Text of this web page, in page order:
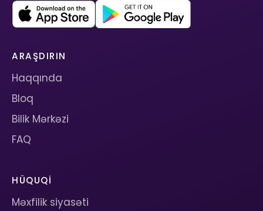
ARAŞDIRIN
Haqqında
Bloq
Bilik Mərkəzi
FAQ
HÜQUQI
Məxfilik siyasəti